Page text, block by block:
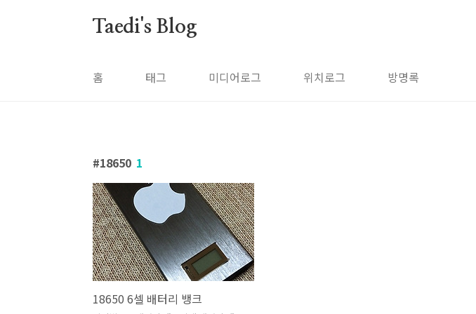
Taedi's Blog
홈 태그 미디어로그 위치로그 방명록
18650 1
18650 6셀 배터리 뱅크